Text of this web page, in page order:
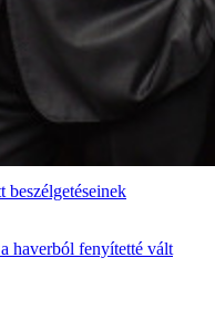
haverból fenyítetté vált